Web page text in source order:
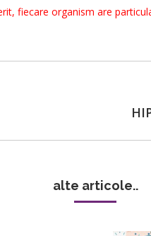
fiecare organism are
Next
alte articole..